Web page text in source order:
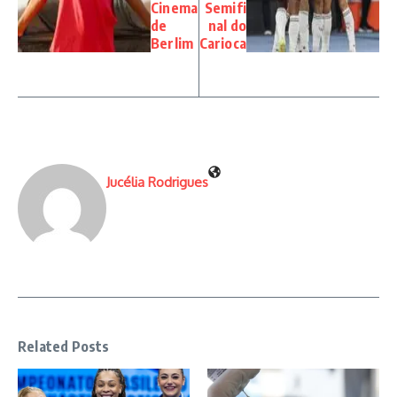
Cinema
de
Berlim
Semifi
nal do
Carioca
Jucélia Rodrigues
Related Posts